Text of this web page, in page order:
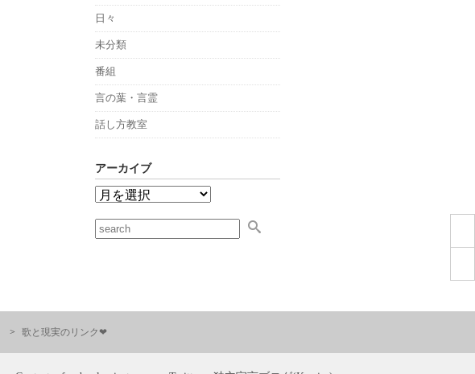
日々
未分類
番組
言の葉・言霊
話し方教室
アーカイブ
歌と現実のリンク❤